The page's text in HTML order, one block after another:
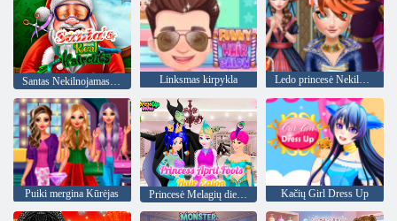
Linksmas kirpykla Ledo princesė Nekilnojamasis kirpimo
Puiki mergina Kūrėjas Princesė Melagių diena kirpykla Kačių Girl Dress Up